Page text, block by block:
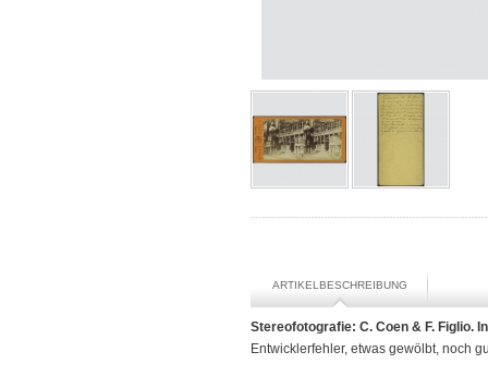
ARTIKELBESCHREIBUNG
Stereofotografie: C. Coen & F. Figlio.
Entwicklerfehler, etwas gewölbt, noch